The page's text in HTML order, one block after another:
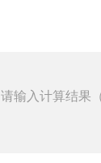
请输入计算结果